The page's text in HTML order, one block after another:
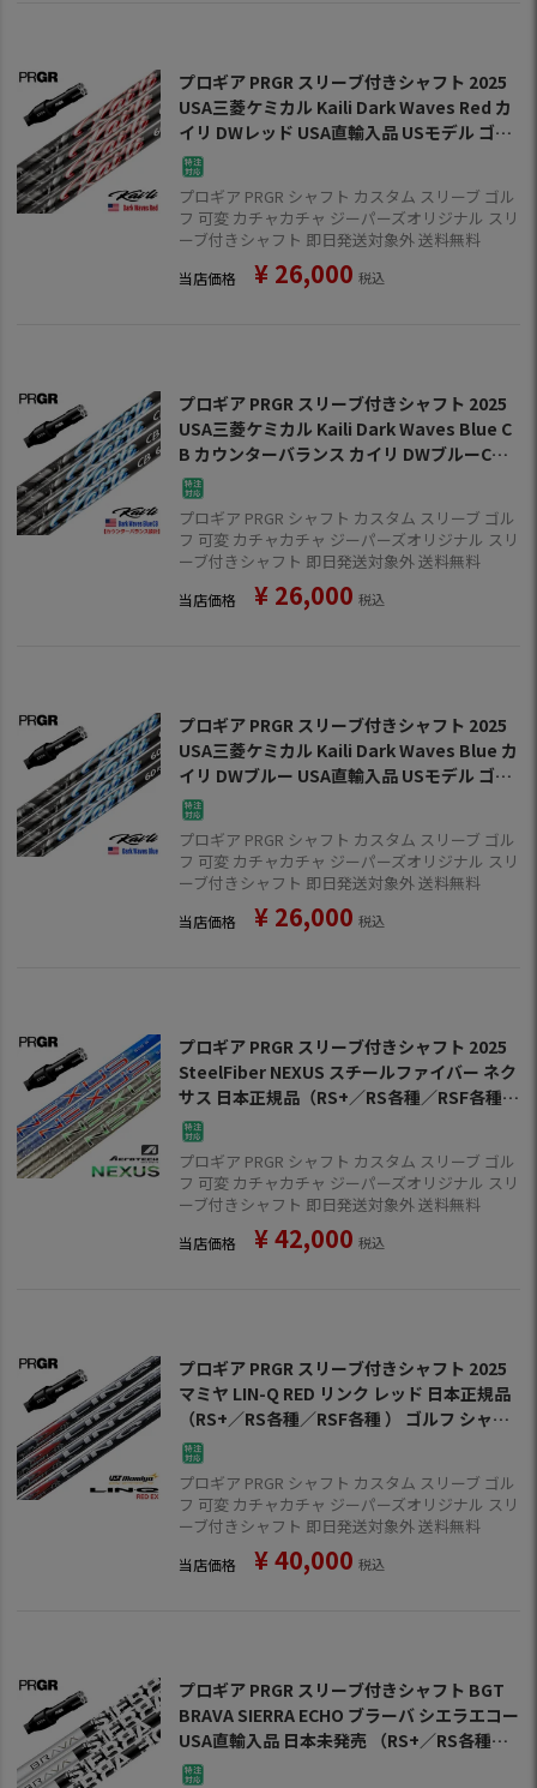
プロギア PRGR スリーブ付きシャフト 2025
USA三菱ケミカル Kaili Dark Waves Red カ
イリ DWレッド USA直輸入品 USモデル ゴル
フ シャフト（RS+／RS各種／RSF各種 ）
プロギア PRGR シャフト カスタム スリーブ ゴル
フ 可変 カチャカチャ ジーパーズオリジナル スリ
ーブ付きシャフト 即日発送対象外 送料無料
当店価格 ¥ 26,000 税込
プロギア PRGR スリーブ付きシャフト 2025
USA三菱ケミカル Kaili Dark Waves Blue C
B カウンターバランス カイリ DWブルーCB U
SA直輸入品 USモデル ゴルフ シャフト（RS
+／RS各種／RSF各種 ）
プロギア PRGR シャフト カスタム スリーブ ゴル
フ 可変 カチャカチャ ジーパーズオリジナル スリ
ーブ付きシャフト 即日発送対象外 送料無料
当店価格 ¥ 26,000 税込
プロギア PRGR スリーブ付きシャフト 2025
USA三菱ケミカル Kaili Dark Waves Blue カ
イリ DWブルー USA直輸入品 USモデル ゴル
フ シャフト（RS+／RS各種／RSF各種 ）
プロギア PRGR シャフト カスタム スリーブ ゴル
フ 可変 カチャカチャ ジーパーズオリジナル スリ
ーブ付きシャフト 即日発送対象外 送料無料
当店価格 ¥ 26,000 税込
プロギア PRGR スリーブ付きシャフト 2025
SteelFiber NEXUS スチールファイバー ネク
サス 日本正規品（RS+／RS各種／RSF各種
）
プロギア PRGR シャフト カスタム スリーブ ゴル
フ 可変 カチャカチャ ジーパーズオリジナル スリ
ーブ付きシャフト 即日発送対象外 送料無料
当店価格 ¥42,000 税込
プロギア PRGR スリーブ付きシャフト 2025
マミヤ LIN-Q RED リンク レッド 日本正規品
（RS+／RS各種／RSF各種 ） ゴルフ シャフ
ト
プロギア PRGR シャフト カスタム スリーブ ゴル
フ 可変 カチャカチャ ジーパーズオリジナル スリ
ーブ付きシャフト 即日発送対象外 送料無料
当店価格 ¥40,000 税込
プロギア PRGR スリーブ付きシャフト BGT
BRAVA SIERRA ECHO ブラーバ シエラエコー
USA直輸入品 日本未発売 （RS+／RS各種／R
SF各種 ） ゴルフ シャフト